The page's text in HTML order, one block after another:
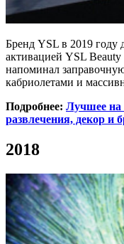
Бренд YSL в 2019 году
активацией YSL
напоминал
кабриолетами и
Подробнее: Лучшее на
развлечения, декор и
2018